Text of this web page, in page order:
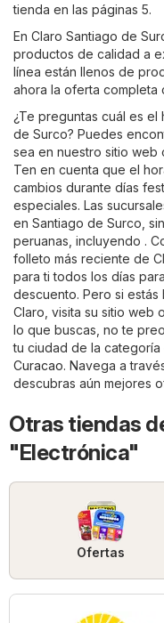
tienda en las páginas 5.
En Claro Santiago de
productos de calidad a
línea están llenos de
ahora la oferta completa
¿Te preguntas cuál es
de Surco? Puedes
sea en nuestro sitio web
Ten en cuenta que el
cambios durante días
especiales. Las
en Santiago de Surco,
peruanas, incluyendo .
folleto más reciente de
para ti todos los días
descuento. Pero si
Claro, visita su sitio web
lo que buscas, no te
tu ciudad de la categoría
Curacao. Navega a
descubras aún mejores
Otras tiendas
"Electrónica"
Ofertas